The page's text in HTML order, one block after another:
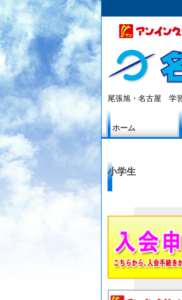
尾張旭・名古屋 学
ホーム
小学生